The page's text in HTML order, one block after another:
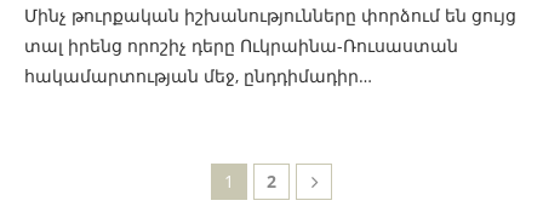
Մինչ թուրքական իշխանությունները փորձում են ցույց
տալ իրենց որոշիչ դերը Ուկրաինա-Ռուսաստան
հակամարտության մեջ, ընդդիմադիր…
1 2